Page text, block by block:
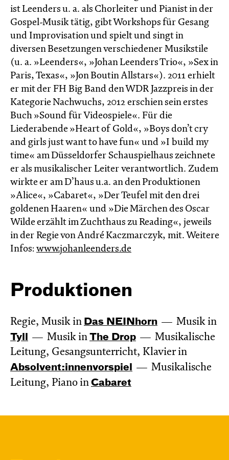
ist Leenders u. a. als Chorleiter und Pianist in der
Gospel-Musik tätig, gibt Workshops für Gesang
und Improvisation und spielt und singt in
diversen Besetzungen verschiedener Musikstile
(u. a. »Leenders«, »Johan Leenders Trio«, »Sex in
Paris, Texas«, »Jon Boutin Allstars«). 2011 erhielt
er mit der FH Big Band den WDR Jazzpreis in der
Kategorie Nachwuchs, 2012 erschien sein erstes
Buch »Sound für Videospiele«. Für die
Liederabende »Heart of Gold«, »Boys don’t cry
and girls just want to have fun« und »I build my
time« am Düsseldorfer Schauspielhaus zeichnete
er als musikalischer Leiter verantwortlich. Zudem
wirkte er am D’haus u.a. an den Produktionen
»Alice«, »Cabaret«, »Der Teufel mit den drei
goldenen Haaren« und »Die Märchen des Oscar
Wilde erzählt im Zucht­haus zu Reading«, jeweils
in der Regie von André Kaczmarczyk, mit. Weitere
Infos: www.johanleenders.de
Produktionen
Regie, Musik in Das NEIN­horn Musik in
Tyll Musik in The Drop
Musikalische
Leitung, Gesangsunterricht, Klavier in
Absol­vent:innen­vor­spiel
Musikalische
Leitung, Piano in Cabaret